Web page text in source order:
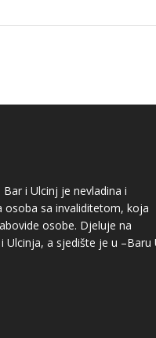
i Ulcinj je nevladina i
osoba sa invaliditetom, koja
osobe. Djeluje na
Ulcinja, a sjedište je u –Baru